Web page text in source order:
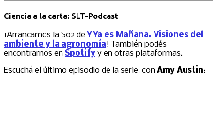
Ciencia a la carta: SLT-Podcast
¡Arrancamos la S02 de Y Ya es Mañana. Visiones del
ambiente y la agronomía! También podés
encontrarnos en Spotify y en otras plataformas.
Escuchá el último episodio de la serie, con Amy Austin: